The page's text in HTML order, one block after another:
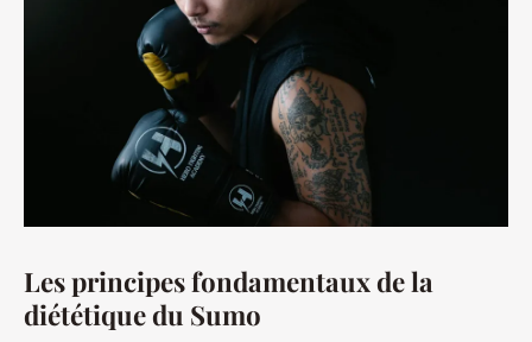
Les principes fondamentaux de la
diététique du Sumo